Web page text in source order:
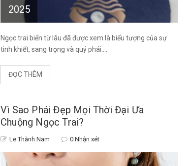
2025
Ngọc trai biển từ lâu đã được xem là biểu tượng của sự
tinh khiết, sang trọng và quý phái....
ĐỌC THÊM
Vì Sao Phái Đẹp Mọi Thời Đại Ưa
Chuộng Ngọc Trai?
Le Thành Nam 0 Nhận xét